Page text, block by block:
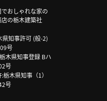
おしゃれな家の
の栃木建築社
県知事許可 (般-2)
号
木県知事登録 Bハ
号
木県知事（1）
号